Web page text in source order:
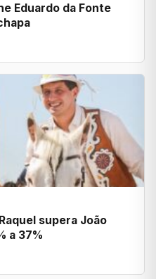
Eduardo da Fonte
supera João
a 37%